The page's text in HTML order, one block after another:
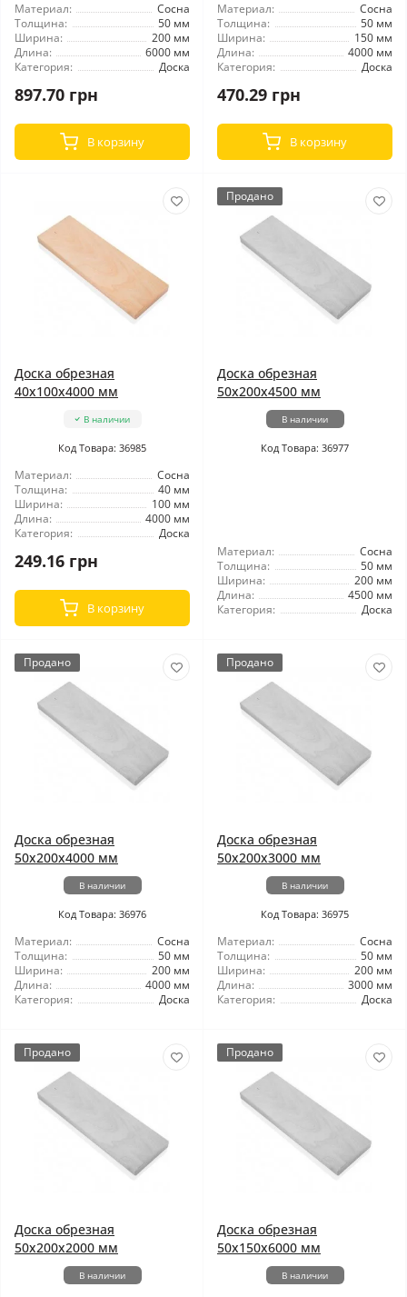
Материал:
Сосна
Толщина:
50 мм
Ширина:
200 мм
Длина:
6000 мм
Категория:
Доска
897.70 грн
В корзину
Материал:
Сосна
Толщина:
50 мм
Ширина:
150 мм
Длина:
4000 мм
Категория:
Доска
470.29 грн
В корзину
Доска обрезная
40x100x4000 мм
В наличии
Код Товара: 36985
Материал:
Сосна
Толщина:
40 мм
Ширина:
100 мм
Длина:
4000 мм
Категория:
Доска
249.16 грн
В корзину
Продано
Доска обрезная
50x200x4500 мм
В наличии
Код Товара: 36977
Материал:
Сосна
Толщина:
50 мм
Ширина:
200 мм
Длина:
4500 мм
Категория:
Доска
Продано
Доска обрезная
50x200x4000 мм
В наличии
Код Товара: 36976
Материал:
Сосна
Толщина:
50 мм
Ширина:
200 мм
Длина:
4000 мм
Категория:
Доска
Продано
Доска обрезная
50x200x3000 мм
В наличии
Код Товара: 36975
Материал:
Сосна
Толщина:
50 мм
Ширина:
200 мм
Длина:
3000 мм
Категория:
Доска
Продано
Доска обрезная
50x200x2000 мм
В наличии
Продано
Доска обрезная
50x150x6000 мм
В наличии